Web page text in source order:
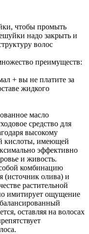
чтобы промыть
надо закрыть и
волос
преимуществ:
+ вы не платите за
жидкого
масло
средство для
высокому
кислоты, имеющей
эффективно
и живость.
комбинацию
(источник олива) и
растительной
имитирует ощущение
оставляя на волосах